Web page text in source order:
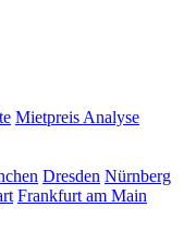
Mietpreis Analyse
Dresden Nürnberg
Frankfurt am Main